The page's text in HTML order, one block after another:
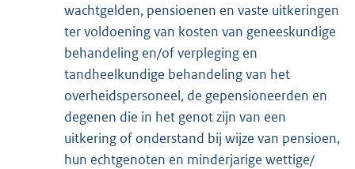
wachtgelden, pensioenen en vaste uitkeringen
ter voldoening van kosten van geneeskundige
behandeling en/of verpleging en
tandheelkundige behandeling van het
overheidspersoneel, de gepensioneerden en
degenen die in het genot zijn van een
uitkering of onderstand bij wijze van pensioen,
hun echtgenoten en minderjarige wettige/